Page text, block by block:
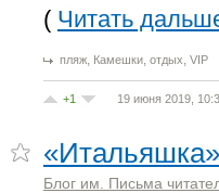
( Читать
пляж, Камешки, отдых, VIP
+1 19 июня 2019,
Блог им. Письма